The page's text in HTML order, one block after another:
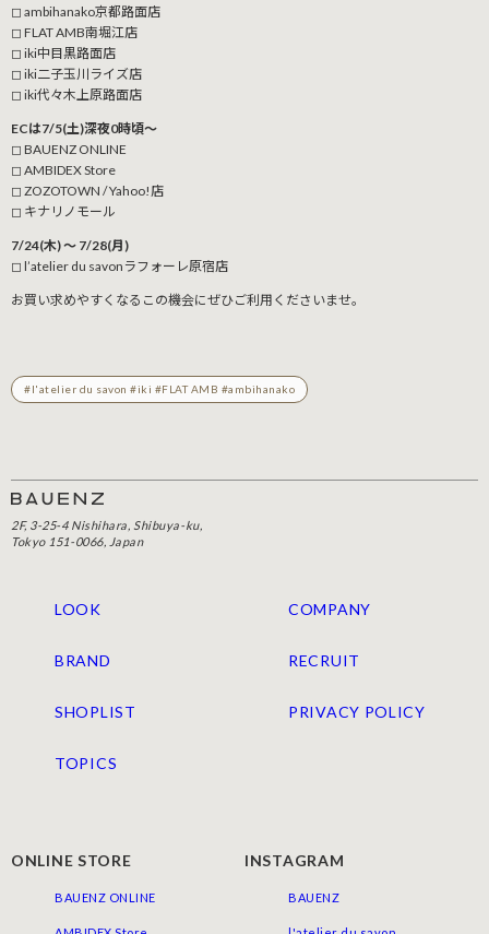
◻︎ ambihanako京都路面店 ︎
◻︎ FLAT AMB南堀江店
◻︎ iki中目黒路面店
◻︎ iki二子玉川ライズ店
◻︎ iki代々木上原路面店
ECは7/5(土)深夜0時頃〜
◻︎ BAUENZ ONLINE
◻︎ AMBIDEX Store
◻︎ ZOZOTOWN / Yahoo!店
◻︎ キナリノモール
7/24(木) 〜 7/28(月)
◻︎ l’atelier du savonラフォーレ原宿店
お買い求めやすくなるこの機会にぜひご利用くださいませ。
#l'atelier du savon #iki #FLAT AMB #ambihanako
2F, 3-25-4 Nishihara, Shibuya-ku,
Tokyo 151-0066, Japan
LOOK
BRAND
SHOPLIST
TOPICS
COMPANY
RECRUIT
PRIVACY POLICY
ONLINE STORE
BAUENZ ONLINE
INSTAGRAM
BAUENZ